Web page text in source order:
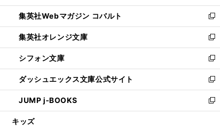
開
く
ウ
で
開
く
ン
ド
ウ
で
開
く
ウ
ィ
ン
ド
ウ
で
開
く
集英社Webマガジン コバルト
新
し
い
ウ
ィ
ン
ド
ウ
で
開
集英社オレンジ文庫
新
し
い
ウ
ィ
ン
ド
ウ
シフォン文庫
新
し
い
ウ
ィ
ン
ダッシュエックス文庫公式サイト
新
し
い
ウ
JUMP j-BOOKS
新
し
キッズ